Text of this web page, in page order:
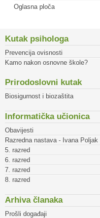
Oglasna ploča
Kutak psihologa
Prevencija ovisnosti
Kamo nakon osnovne škole?
Prirodoslovni kutak
Biosigurnost i biozaštita
Informatička učionica
Obavijesti
Razredna nastava - Ivana Poljak
5. razred
6. razred
7. razred
8. razred
Arhiva članaka
Prošli događaji